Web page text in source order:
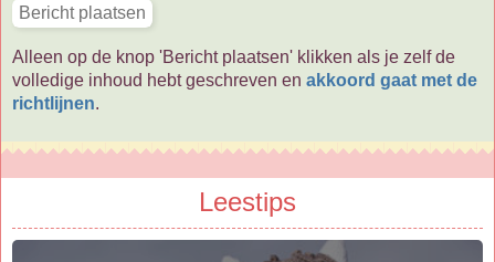
Alleen op de knop 'Bericht plaatsen' klikken als je zelf de
volledige inhoud hebt geschreven en akkoord gaat met de
richtlijnen.
Leestips